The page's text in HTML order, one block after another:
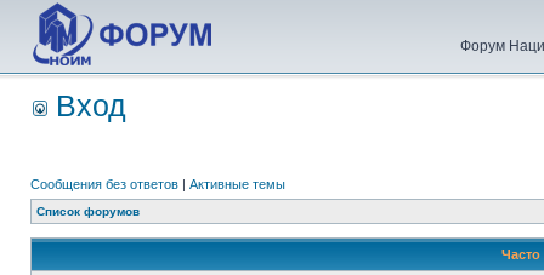
Форум
Вход
Сообщения без ответов | Активные темы
Список форумов